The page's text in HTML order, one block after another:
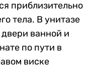
приблизительно
тела. В унитазе
ванной и
по пути в
виске